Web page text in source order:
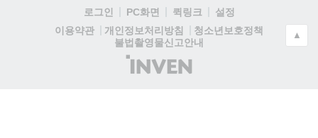
로그인 PC화면 퀵링크
설정
이용약관
개인정보처리방침
청소년보호정책
불법촬영물신고안내
(주)
인
▲